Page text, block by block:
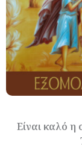
Είναι καλό η